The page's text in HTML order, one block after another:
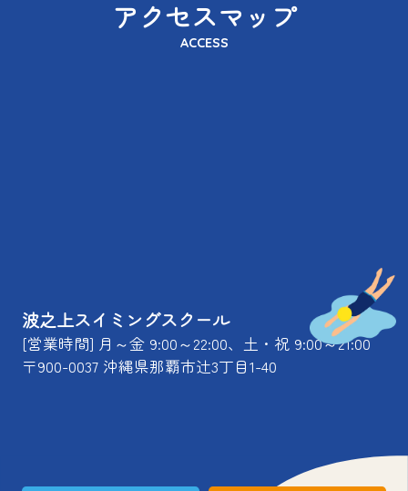
アクセスマップ
ACCESS
波之上スイミングスクール
[営業時間] 月～金 9:00～22:00、土・祝 9:00～21:00
〒900-0037 沖縄県那覇市辻3丁目1-40